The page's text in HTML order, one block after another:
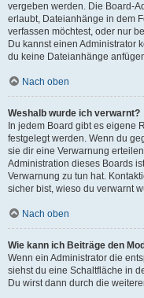
vergeben werden. Die Board-
erlaubt, Dateianhänge in dem
verfassen möchtest, oder nur
Du kannst einen Administrator
du keine Dateianhänge
Nach oben
Weshalb wurde ich verwarnt?
In jedem Board gibt es eigene
festgelegt werden. Wenn du
sie dir eine Verwarnung
Administration dieses Boards
Verwarnung zu tun hat.
sicher bist, wieso du verwarnt
Nach oben
Wie kann ich Beiträge den
Wenn ein Administrator die
siehst du eine Schaltfläche in
Du wirst dann durch die